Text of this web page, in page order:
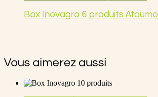
Box Inovagro 6 produits Atoumo
Vous aimerez aussi